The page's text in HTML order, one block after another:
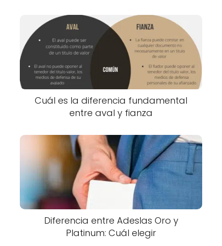
Cuál es la diferencia fundamental
entre aval y fianza
Diferencia entre Adeslas Oro y
Platinum: Cuál elegir